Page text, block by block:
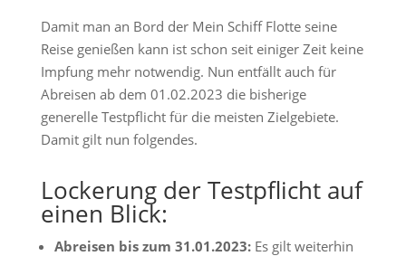
Damit man an Bord der Mein Schiff Flotte seine
Reise genießen kann ist schon seit einiger Zeit keine
Impfung mehr notwendig. Nun entfällt auch für
Abreisen ab dem 01.02.2023 die bisherige
generelle Testpflicht für die meisten Zielgebiete.
Damit gilt nun folgendes.
Lockerung der Testpflicht auf
einen Blick:
Abreisen bis zum 31.01.2023:Es gilt weiterhin